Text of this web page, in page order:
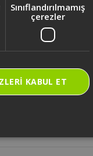
Sınıflandırılmamış
çerezler
KABUL ET